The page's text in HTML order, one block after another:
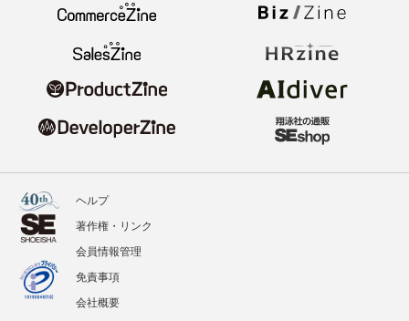
ヘルプ
著作権・リンク
会員情報管理
免責事項
会社概要